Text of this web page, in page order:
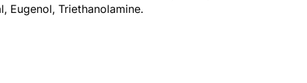
Eugenol, Triethanolamine.